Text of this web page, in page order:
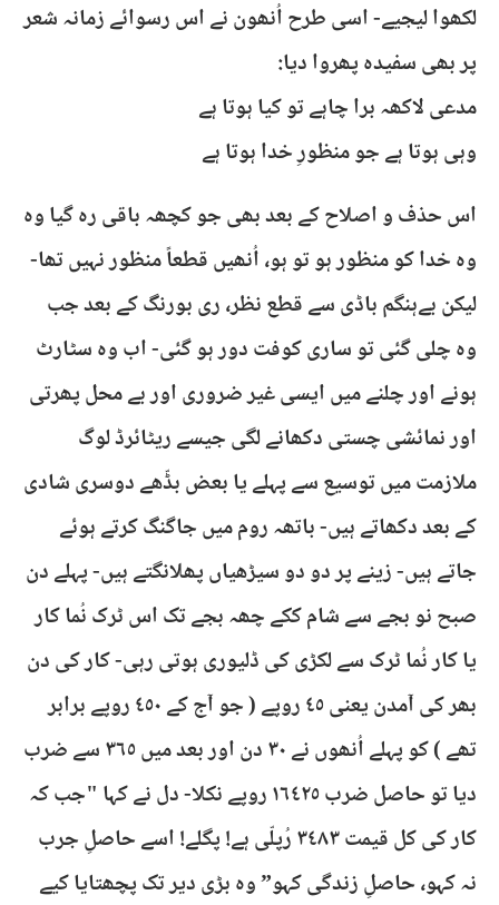
لکھوا لیجیے- اسی طرح اُنھون نے اس رسوائے زمانہ شعر
پر بھی سفیدہ پھروا دیا:
مدعی لاکھہ برا چاہے تو کیا ہوتا ہے
وہی ہوتا ہے جو منظورِ خدا ہوتا ہے
اس حذف و اصلاح کے بعد بھی جو کچھہ باقی رہ گیا وہ
وہ خدا کو منظور ہو تو ہو، اُنھیں قطعاً منظور نہیں تھا-
لیکن بےہنگم باڈی سے قطع نظر، ری بورنگ کے بعد جب
وہ چلی گئی تو ساری کوفت دور ہو گئی- اب وہ سٹارٹ
ہونے اور چلنے میں ایسی غیر ضروری اور بے محل پھرتی
اور نمائشی چستی دکھانے لگی جیسے ریٹائرڈ لوگ
ملازمت میں توسیع سے پہلے یا بعض بڈّھے دوسری شادی
کے بعد دکھاتے ہیں- باتھہ روم میں جاگنگ کرتے ہوئے
جاتے ہیں- زینے پر دو دو سیڑھیاں پھلانگتے ہیں- پہلے دن
صبح نو بجے سے شام ککے چھہ بجے تک اس ٹرک نُما کار
یا کار نُما ٹرک سے لکڑی کی ڈلیوری ہوتی رہی- کار کی دن
بھر کی آمدن یعنی ٤٥ روپے ( جو آج کے ٤٥٠ روپے برابر
تھے ) کو پہلے اُنھوں نے ٣٠ دن اور بعد میں ٣٦٥ سے ضرب
دیا تو حاصل ضرب ١٦٤٢٥ روپے نکلا- دل نے کہا "جب کہ
کار کی کل قیمت ٣٤٨٣ رُپلّی ہے! پگلے! اسے حاصلِ جرب
نہ کہو، حاصلِ زندگی کہو” وہ بڑی دیر تک پچھتایا کیے